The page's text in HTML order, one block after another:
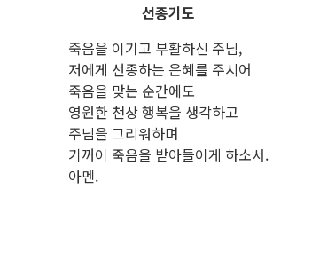
선종기도
죽음을 이기고 부활하신 주님,
저에게 선종하는 은혜를 주시어
죽음을 맞는 순간에도
영원한 천상 행복을 생각하고
주님을 그리워하며
기꺼이 죽음을 받아들이게 하소서.
아멘.